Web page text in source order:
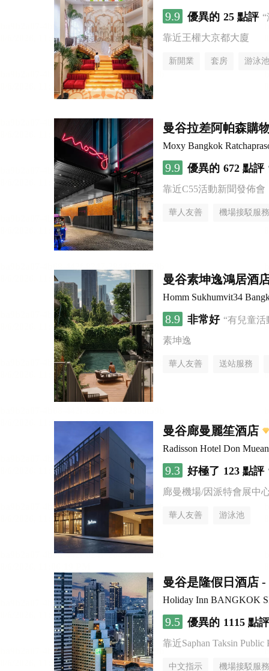
9.9 優異的 25 點評
靠近王權大京都大廈
新開業 套房 游泳池
曼谷拉差阿帕森購
Moxy Bangkok
9.9 優異的 672 點評
靠近C55活動新聞發佈會
華人友善 機場接駁服務
曼谷素坤逸鴻居酒
Homm Sukhumvit34
8.9 非常好 “有兒童
素坤逸
華人友善 送站服務
曼谷廊曼麗笙酒店
Radisson Hotel Don
9.3 好極了 123 點評
廊曼機場/因派特會展中
華人友善 游泳池
曼谷是隆假日酒店
Holiday Inn BANGKOK
9.5 優異的 1115 點評
靠近Saphan Taksin Public
中文指示 機場接駁服務